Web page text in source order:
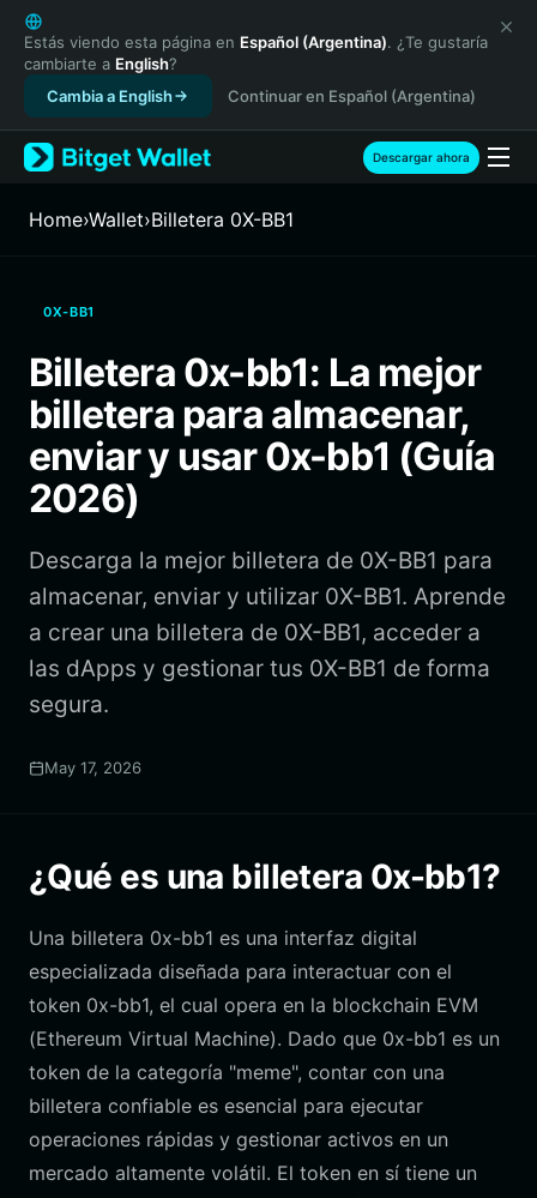
English
日本語
Tiếng Việt
Русский
Español (Latinoamérica)
Türkçe
Français
繁體中文
Bahasa Indonesia
ภาษาไทย
Español
Português (Brasil)
Estás viendo esta página en Español (Argentina). ¿Te gustaría
cambiarte a English?
Cambia a English
Continuar en Español (Argentina)
Descargar ahora
Home›Wallet›Billetera 0X-BB1
0X-BB1
Billetera 0x-bb1: La mejor
billetera para almacenar,
enviar y usar 0x-bb1 (Guía
2026)
Descarga la mejor billetera de 0X-BB1 para
almacenar, enviar y utilizar 0X-BB1. Aprende
a crear una billetera de 0X-BB1, acceder a
las dApps y gestionar tus 0X-BB1 de forma
segura.
May 17, 2026
¿Qué es una billetera 0x-bb1?
Una billetera 0x-bb1 es una interfaz digital
especializada diseñada para interactuar con el
token 0x-bb1, el cual opera en la blockchain EVM
(Ethereum Virtual Machine). Dado que 0x-bb1 es un
token de la categoría "meme", contar con una
billetera confiable es esencial para ejecutar
operaciones rápidas y gestionar activos en un
mercado altamente volátil. El token en sí tiene un